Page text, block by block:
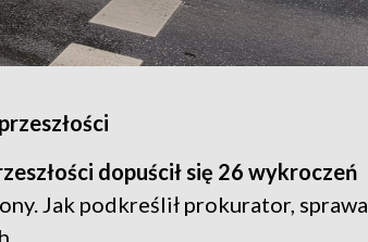
dopuścił się 26 wykroczeń
Jak podkreślił prokurator, sprawa